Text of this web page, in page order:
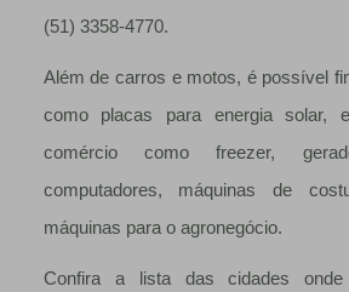
(51) 3358-4770.
Além de carros e motos, é possível
como placas para energia solar,
comércio como freezer,
computadores, máquinas de
máquinas para o agronegócio.
Confira a lista das cidades onde